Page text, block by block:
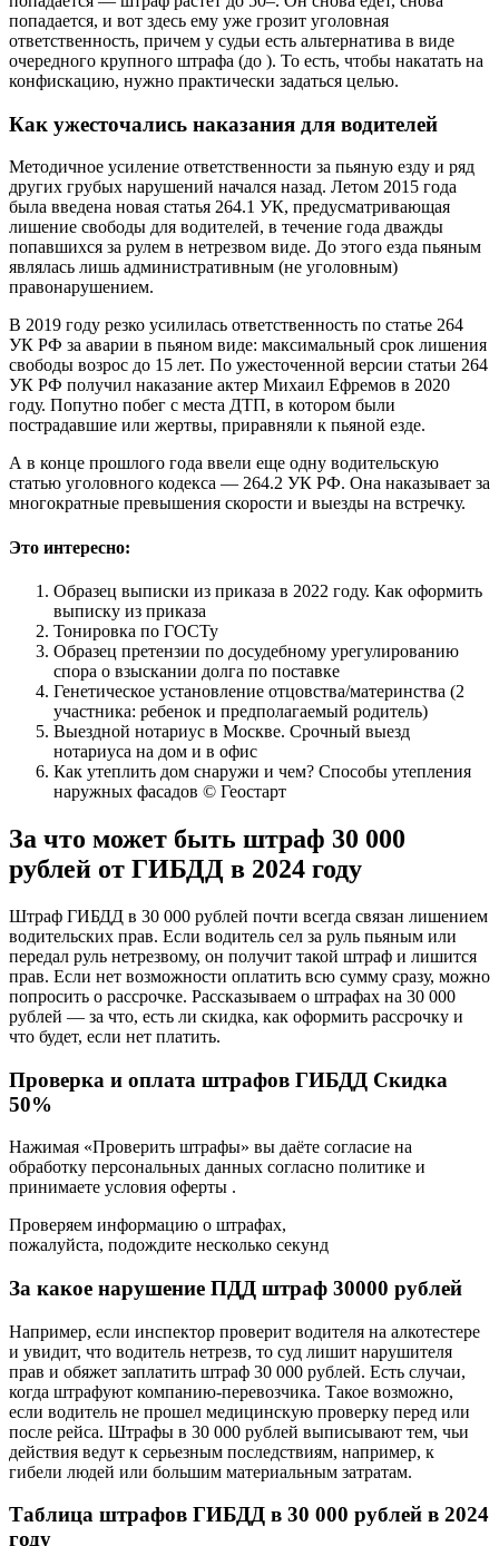
попадается, и вот здесь ему уже грозит уголовная
ответственность, причем у судьи есть альтернатива в виде
очередного крупного штрафа (до ). То есть, чтобы накатать на
конфискацию, нужно практически задаться целью.
Как ужесточались наказания для водителей
Методичное усиление ответственности за пьяную езду и ряд
других грубых нарушений начался назад. Летом 2015 года
была введена новая статья 264.1 УК, предусматривающая
лишение свободы для водителей, в течение года дважды
попавшихся за рулем в нетрезвом виде. До этого езда пьяным
являлась лишь административным (не уголовным)
правонарушением.
В 2019 году резко усилилась ответственность по статье 264
УК РФ за аварии в пьяном виде: максимальный срок лишения
свободы возрос до 15 лет. По ужесточенной версии статьи 264
УК РФ получил наказание актер Михаил Ефремов в 2020
году. Попутно побег с места ДТП, в котором были
пострадавшие или жертвы, приравняли к пьяной езде.
А в конце прошлого года ввели еще одну водительскую
статью уголовного кодекса — 264.2 УК РФ. Она наказывает за
многократные превышения скорости и выезды на встречку.
Это интересно:
Образец выписки из приказа в 2022 году. Как оформить
выписку из приказа
Тонировка по ГОСТу
Образец претензии по досудебному урегулированию
спора о взыскании долга по поставке
Генетическое установление отцовства/материнства (2
участника: ребенок и предполагаемый родитель)
Выездной нотариус в Москве. Срочный выезд
нотариуса на дом и в офис
Как утеплить дом снаружи и чем? Способы утепления
наружных фасадов © Геостарт
За что может быть штраф 30 000
рублей от ГИБДД в 2024 году
Штраф ГИБДД в 30 000 рублей почти всегда связан лишением
водительских прав. Если водитель сел за руль пьяным или
передал руль нетрезвому, он получит такой штраф и лишится
прав. Если нет возможности оплатить всю сумму сразу, можно
попросить о рассрочке. Рассказываем о штрафах на 30 000
рублей — за что, есть ли скидка, как оформить рассрочку и
что будет, если нет платить.
Проверка и оплата штрафов ГИБДД Скидка
50%
Нажимая «Проверить штрафы» вы даёте согласие на
обработку персональных данных согласно политике и
принимаете условия оферты .
Проверяем информацию о штрафах,
пожалуйста, подождите несколько секунд
За какое нарушение ПДД штраф 30000 рублей
Например, если инспектор проверит водителя на алкотестере
и увидит, что водитель нетрезв, то суд лишит нарушителя
прав и обяжет заплатить штраф 30 000 рублей. Есть случаи,
когда штрафуют компанию-перевозчика. Такое возможно,
если водитель не прошел медицинскую проверку перед или
после рейса. Штрафы в 30 000 рублей выписывают тем, чьи
действия ведут к серьезным последствиям, например, к
гибели людей или большим материальным затратам.
Таблица штрафов ГИБДД в 30 000 рублей в 2024
году